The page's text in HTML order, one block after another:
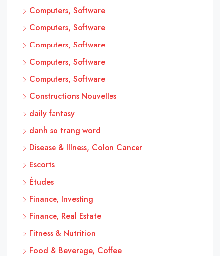
Computers, Software
Computers, Software
Computers, Software
Computers, Software
Computers, Software
Constructions Nouvelles
daily fantasy
danh so trang word
Disease & Illness, Colon Cancer
Escorts
Études
Finance, Investing
Finance, Real Estate
Fitness & Nutrition
Food & Beverage, Coffee